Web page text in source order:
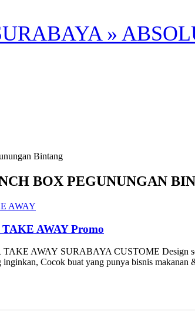
»
Bintang
BOX PEGUNUNGAN
AWAY Promo
AWAY SURABAYA CUSTOME Design
Cocok buat yang punya bisnis